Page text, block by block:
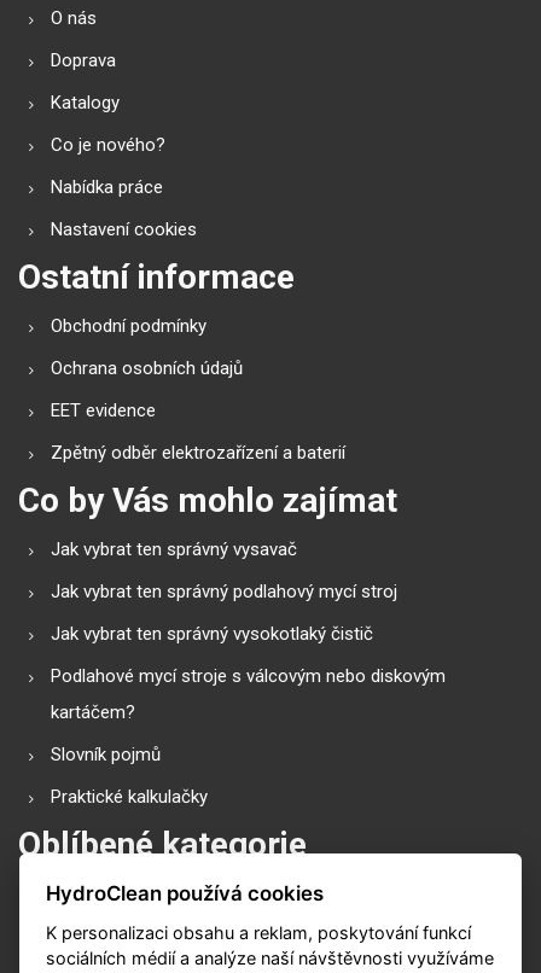
O nás
Doprava
Katalogy
Co je nového?
Nabídka práce
Nastavení cookies
Ostatní informace
Obchodní podmínky
Ochrana osobních údajů
EET evidence
Zpětný odběr elektrozařízení a baterií
Co by Vás mohlo zajímat
Jak vybrat ten správný vysavač
Jak vybrat ten správný podlahový mycí stroj
Jak vybrat ten správný vysokotlaký čistič
Podlahové mycí stroje s válcovým nebo diskovým
kartáčem?
Slovník pojmů
Praktické kalkulačky
Oblíbené kategorie
Průmyslové vysavače
Vysokotlaké čističe
HydroClean používá cookies
K personalizaci obsahu a reklam, poskytování funkcí
sociálních médií a analýze naší návštěvnosti využíváme